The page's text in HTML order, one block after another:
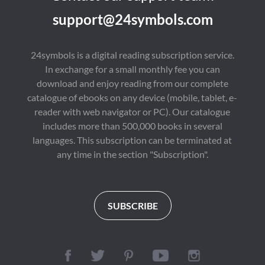
verschwindet. Voller
Panik wartet die ganze
Eastbury auf das
nächste Opfer, und
jeder stellt sich die
Frage nach dem Grund
Doch niemand ahnt
etwas vom Gott-
Der Roman Das Gott-
Projekt von Bestseller-
Autor John Saul
modernen Horror-
Romans in seiner
Reihe APEX HORROR.
wird. Loomis ist
Verkörperung des
Bösen ist – und dass er
nach Haddonfield
zurückgekehrt ist, um
das Entsetzliche zu
vollenden, was er
fünfzehn Jahre zuvor
John Carpenters
Halloween – Die Nacht
des Grauens (1978)
Slasherfilms der
1980er und 1990er
Jahre, was ihn zu
einem definitiven
Fassung von Curtis
Richards fängt die
support@24symbols.com
24symbols is a digital reading subscription service.
In exchange for a small monthly fee you can
download and enjoy reading from our complete
catalogue of ebooks on any device (mobile, tablet, e-
reader with web navigator or PC). Our catalogue
includes more than 500,000 books in several
languages. This subscription can be terminated at
any time in the section "Subscription".
SUBSCRIBE